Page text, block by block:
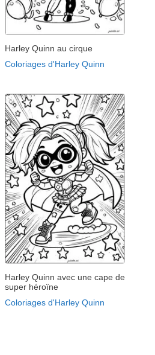
Harley Quinn au cirque
Coloriages d'Harley Quinn
Harley Quinn avec une cape de
super héroïne
Coloriages d'Harley Quinn